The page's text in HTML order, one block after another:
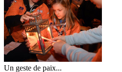
Un geste de paix...